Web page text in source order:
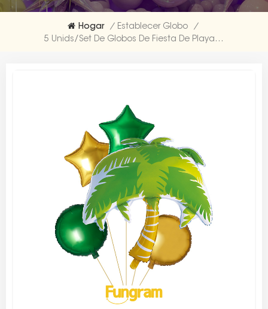
Hogar / Establecer Globo
/
5 Unids/set De Globos De Fiesta De Playa De Palma De Coco Al Por Mayor